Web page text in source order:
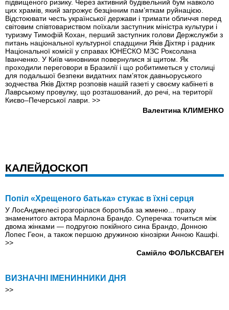
підвищеного ризику. Через активний будівельний бум навколо
цих храмів, який загрожує безцінним пам’яткам руйнацією.
Відстоювати честь української держави і тримати обличчя перед
світовим співтовариством поїхали заступник міністра культури і
туризму Тимофій Кохан, перший заступник голови Держслужби з
питань національної культурної спадщини Яків Діхтяр і радник
Національної комісії у справах ЮНЕСКО МЗС Роксолана
Іванченко. У Київ чиновники повернулися зі щитом. Як
проходили переговори в Бразилії і що робитиметься у столиці
для подальшої безпеки видатних пам’яток давньоруського
зодчества Яків Діхтяр розповів нашій газеті у своєму кабінеті в
Лаврському провулку, що розташований, до речі, на території
Києво–Печерської лаври. >>
Валентина КЛИМЕНКО
КАЛЕЙДОСКОП
Попіл «Хрещеного батька» стукає в їхні серця
У ЛосАнджелесі розгорілася боротьба за жменю... праху
знаменитого актора Марлона Брандо. Суперечка точиться між
двома жінками — подругою покійного сина Брандо, Донною
Лопес Геон, а також першою дружиною кінозірки Анною Кашфі.
>>
Самійло ФОЛЬКСВАГЕН
ВИЗНАЧНІ ІМЕНИННИКИ ДНЯ
>>